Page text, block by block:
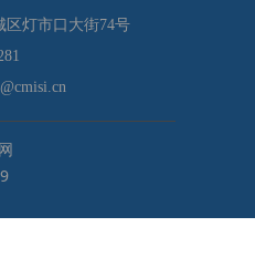
区灯市口大街74号